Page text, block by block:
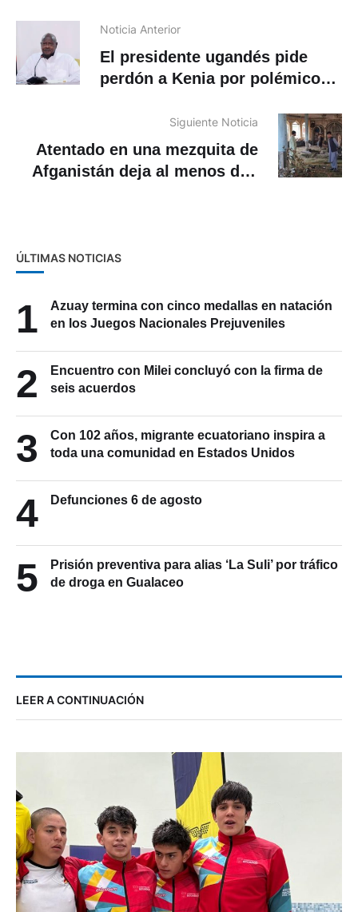
Noticia Anterior
El presidente ugandés pide
perdón a Kenia por polémicos
Siguiente Noticia
Atentado en una mezquita de
Afganistán deja al menos dos
ÚLTIMAS NOTICIAS
1
Azuay termina con cinco medallas en natación
en los Juegos Nacionales Prejuveniles
2
Encuentro con Milei concluyó con la firma de
seis acuerdos
3
Con 102 años, migrante ecuatoriano inspira a
toda una comunidad en Estados Unidos
4 Defunciones 6 de agosto
5
Prisión preventiva para alias ‘La Suli’ por tráfico
de droga en Gualaceo
LEER A CONTINUACIÓN